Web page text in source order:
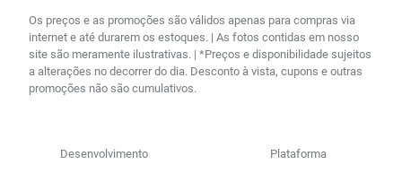
Os preços e as promoções são válidos apenas para compras via
internet e até durarem os estoques. | As fotos contidas em nosso
site são meramente ilustrativas. | *Preços e disponibilidade sujeitos
a alterações no decorrer do dia. Desconto à vista, cupons e outras
promoções não são cumulativos.
Desenvolvimento Plataforma